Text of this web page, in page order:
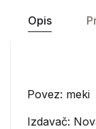
Opis
Povez: meki
Izdavač: